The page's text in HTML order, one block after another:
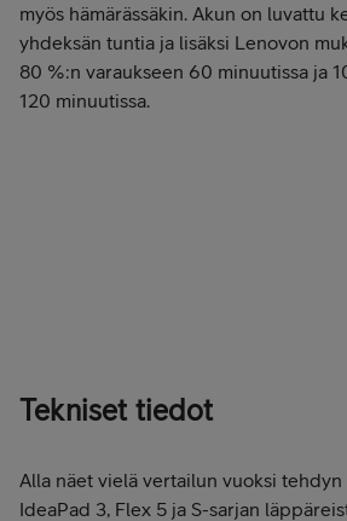
myös hämärässäkin. Akun on luvattu
yhdeksän tuntia ja lisäksi Lenovon
80 %:n varaukseen 60 minuutissa ja
120 minuutissa.
Tekniset tiedot
Alla näet vielä vertailun vuoksi
IdeaPad 3, Flex 5 ja S-sarjan